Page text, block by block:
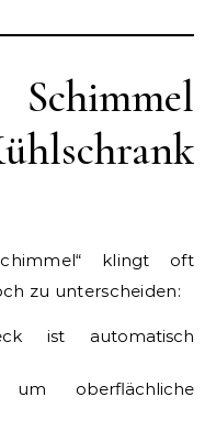
klingt oft
zu unterscheiden:
ist automatisch
oberflächliche